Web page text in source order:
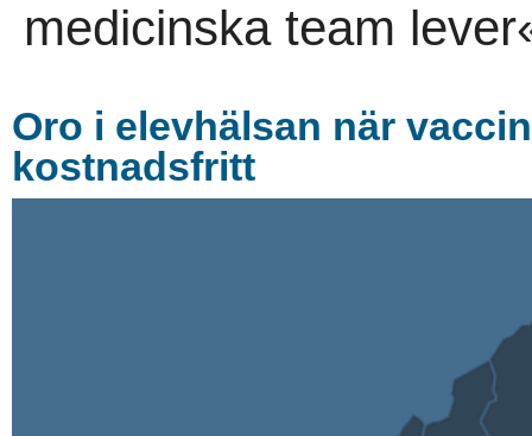
medicinska team
Oro i elevhälsan när
kostnadsfritt